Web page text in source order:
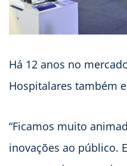
Há 12 anos no
Hospitalares também
“Ficamos muito
inovações ao público.